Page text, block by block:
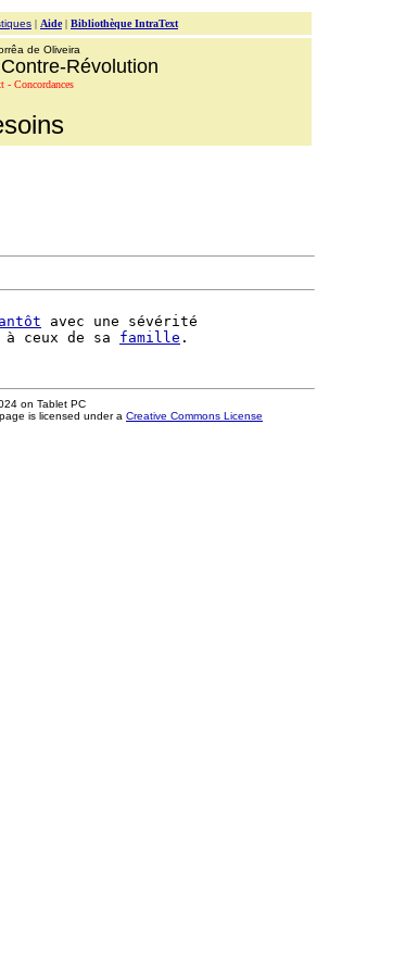
| Aide| Bibliothèque IntraText
de Oliveira
Révolution
- Concordances
avec une sévérité
ceux de sa famille
on Tablet PC
is licensed under a Creative Commons License